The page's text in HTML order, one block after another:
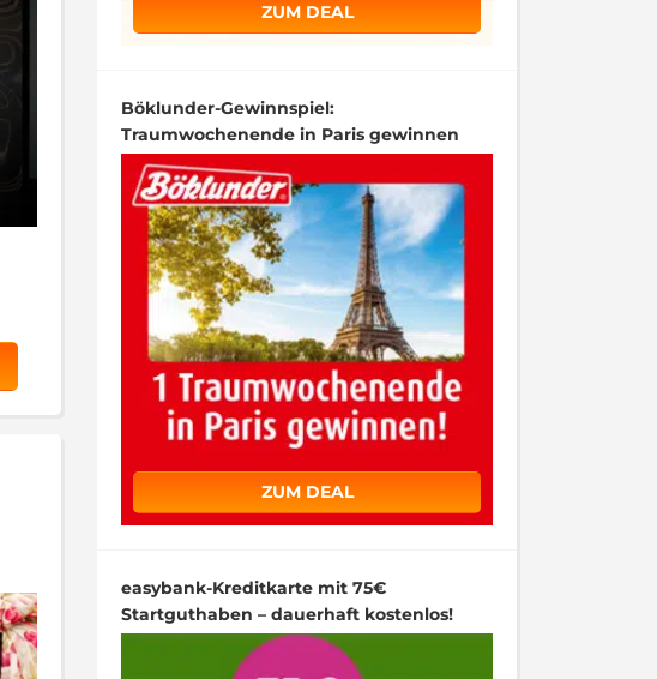
ZUM DEAL
Böklunder-Gewinnspiel:
Traumwochenende in Paris gewinnen
ZUM DEAL
easybank-Kreditkarte mit 75€
Startguthaben – dauerhaft kostenlos!